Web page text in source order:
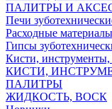
ПАЛИТРЫ И
Печи
Расходные
Гипсы
Кисти,
КИСТИ,
ПАЛИТРЫ
ЖИДКОСТЬ, ВОСК